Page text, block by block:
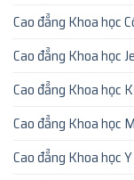
Cao đẳng Khoa học
Cao đẳng Khoa học
Cao đẳng Khoa
Cao đẳng Khoa
Cao đẳng Khoa